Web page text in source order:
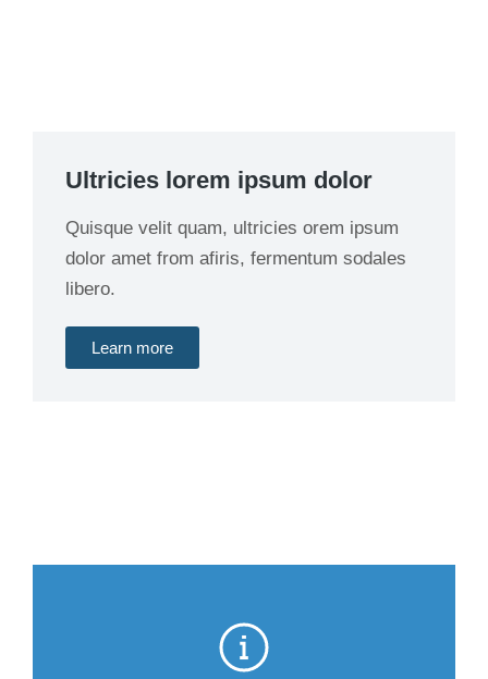
Ultricies lorem ipsum dolor
Quisque velit quam, ultricies orem ipsum
dolor amet from afiris, fermentum sodales
libero.
Learn more